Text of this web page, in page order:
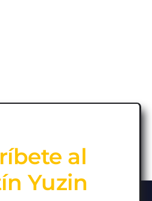
al
Yuzin